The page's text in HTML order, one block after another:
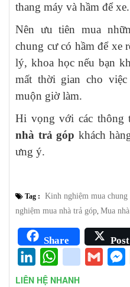
thang máy và hầm để xe.
Nên ưu tiên mua
chung cư có hầm để xe
lý, khoa học nếu bạn
mất thời gian cho
muộn giờ làm.
Hi vọng với các thông
nhà trả góp khách
ưng ý.
Tag : Kinh nghiệm mua chung
nghiệm mua nhà trả góp, Mua
Share Post
LinkedInWhatsApp Gmail
LIÊN HỆ NHANH